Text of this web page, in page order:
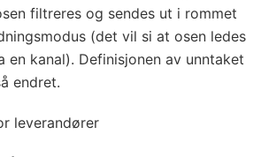
filtreres og sendes ut i rommet
(det vil si at osen ledes
en kanal). Definisjonen av unntaket
endret.
leverandører